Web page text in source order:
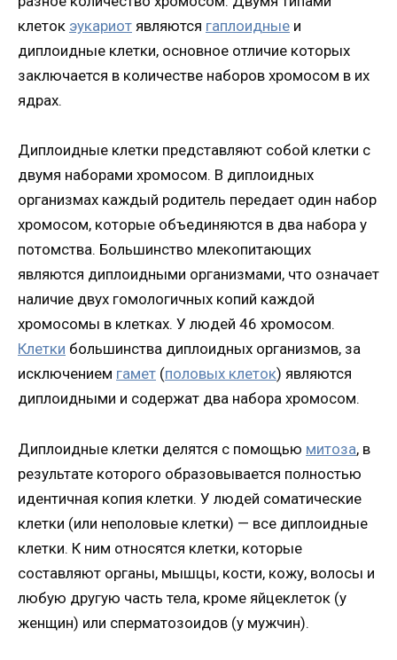
клеток эукариот являются гаплоидные и
диплоидные клетки, основное отличие которых
заключается в количестве наборов хромосом в их
ядрах.
Диплоидные клетки представляют собой клетки с
двумя наборами хромосом. В диплоидных
организмах каждый родитель передает один набор
хромосом, которые объединяются в два набора у
потомства. Большинство млекопитающих
являются диплоидными организмами, что означает
наличие двух гомологичных копий каждой
хромосомы в клетках. У людей 46 хромосом.
Клетки большинства диплоидных организмов, за
исключением гамет (половых клеток) являются
диплоидными и содержат два набора хромосом.
Диплоидные клетки делятся с помощью митоза, в
результате которого образовывается полностью
идентичная копия клетки. У людей соматические
клетки (или неполовые клетки) — все диплоидные
клетки. К ним относятся клетки, которые
составляют органы, мышцы, кости, кожу, волосы и
любую другую часть тела, кроме яйцеклеток (у
женщин) или сперматозоидов (у мужчин).